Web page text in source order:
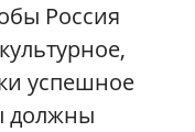
Россия
успешное
должны